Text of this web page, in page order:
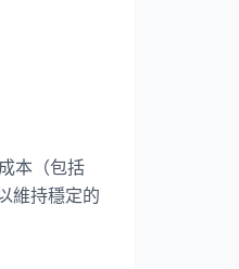
本（包括
維持穩定的